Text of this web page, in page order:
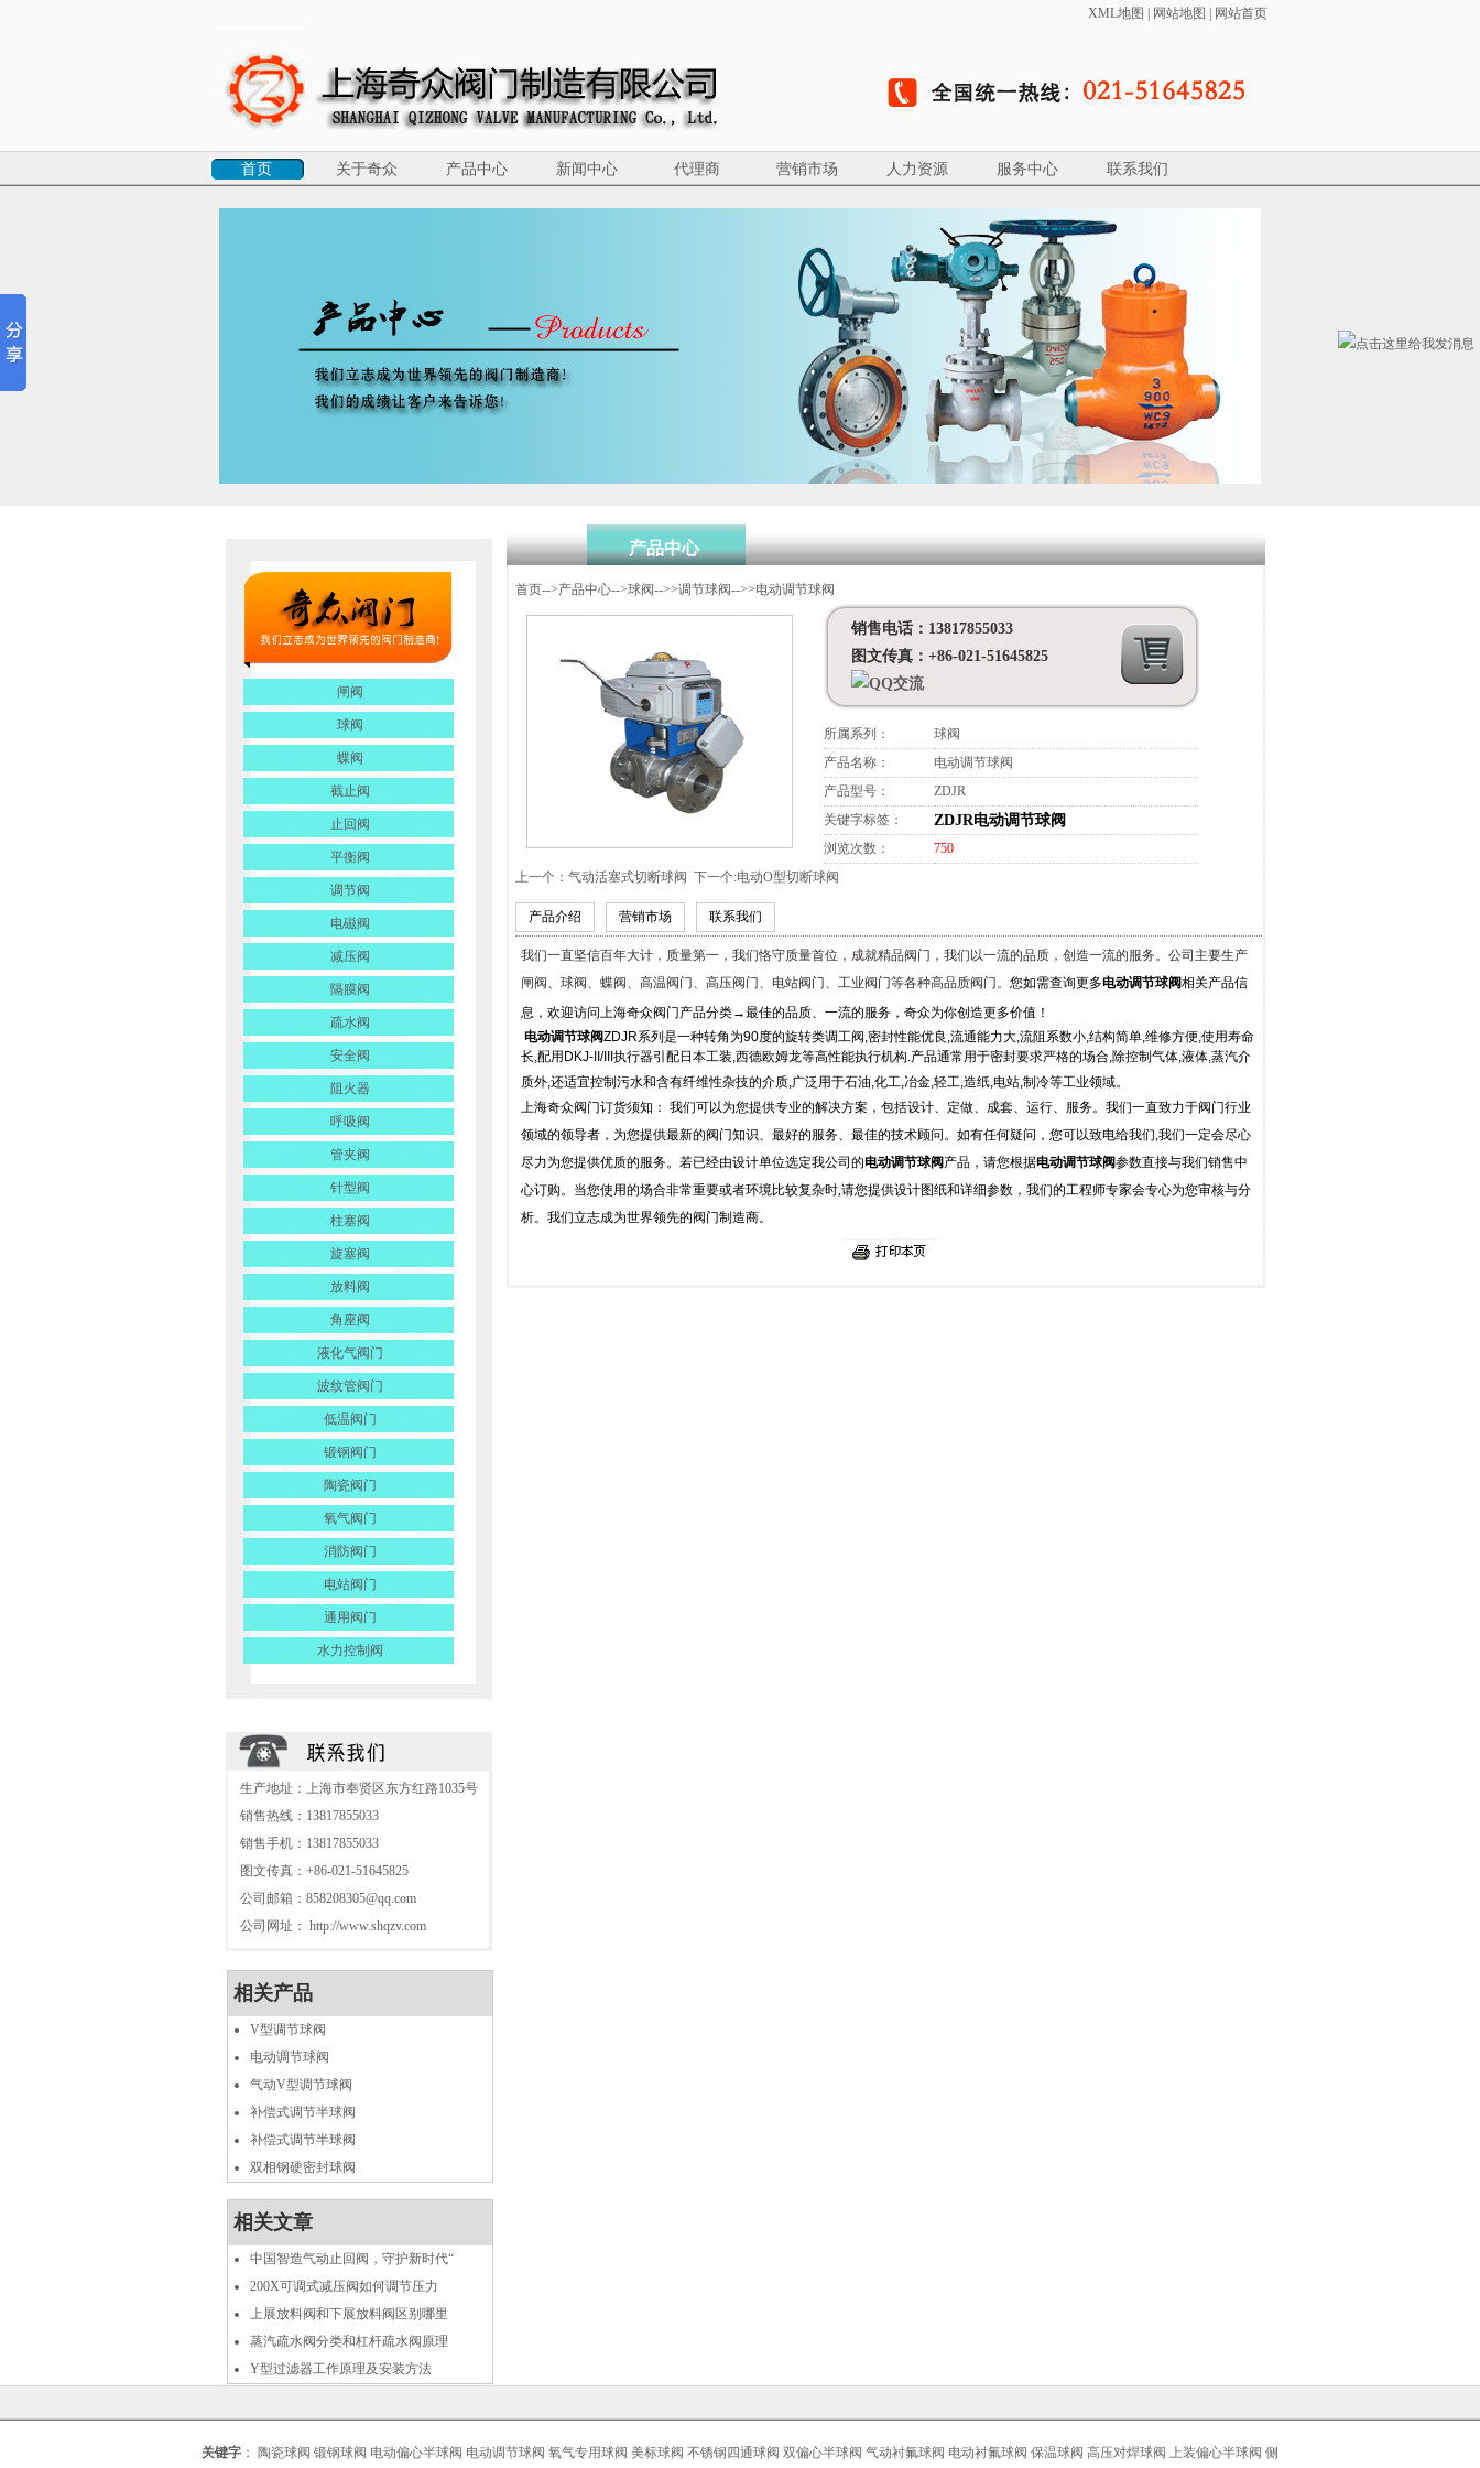
XML地图 网站地图 网站首页
首页 关于奇众 产品中心 新闻中心 代理商 营销市场 人力资源 服务中心 联系我们
闸阀
球阀
蝶阀
截止阀
止回阀
平衡阀
调节阀
电磁阀
减压阀
隔膜阀
疏水阀
安全阀
阻火器
呼吸阀
管夹阀
针型阀
柱塞阀
旋塞阀
放料阀
角座阀
液化气阀门
波纹管阀门
低温阀门
锻钢阀门
陶瓷阀门
氧气阀门
消防阀门
电站阀门
通用阀门
水力控制阀
生产地址：上海市奉贤区东方红路1035号
销售热线：13817855033
销售手机：13817855033
图文传真：+86-021-51645825
公司邮箱： 858208305@qq.com
公司网址： http://www.shqzv.com
相关产品
V型调节球阀
电动调节球阀
气动V型调节球阀
补偿式调节半球阀
补偿式调节半球阀
双相钢硬密封球阀
相关文章
中国智造气动止回阀，守护新时代“
200X可调式减压阀如何调节压力
上展放料阀和下展放料阀区别哪里
蒸汽疏水阀分类和杠杆疏水阀原理
Y型过滤器工作原理及安装方法
产品中心
首页-->产品中心-->球阀-->>调节球阀-->>电动调节球阀
销售电话：13817855033
图文传真：+86-021-51645825
所属系列：
产品名称：
产品型号：
关键字标签：
浏览次数：
球阀
电动调节球阀
ZDJR
ZDJR电动调节球阀
750
上一个： 气动活塞式切断球阀 下一个:电动O型切断球阀
产品介绍 营销市场 联系我们
我们一直坚信百年大计，质量第一，我们恪守质量首位，成就精品阀门，我们以一流的品质，创造一流的服务。 公司主要生产
闸阀、球阀、蝶阀、高温阀门、高压阀门、电站阀门、工业阀门等各种高品质阀门。 您如需查询更多电动调节球阀相关产品信
息，欢迎访问上海奇众阀门产品分类→最佳的品质、一流的服务 ，奇众为你创造更多价值！
电动调节球阀ZDJR系列 是一种转角为90度的旋转类调工阀,密封性能优良,流通能力大,流阻系数小,结构简单,维修方便,使用寿命
长,配用DKJ-II/III执行器引配日本工装,西德欧姆龙等高性能执行机构.产品通常用于密封要求严格的场合,除控制气体,液体,蒸汽介
质外,还适宜控制污水和含有纤维性杂技的介质,广泛用于石油,化工,冶金,轻工,造纸,电站,制冷等工业领域。
上海奇众阀门订货须知： 我们可以为您提供专业的解决方案，包括设计、定做、成套、运行、服务。我们一直致力于阀门行业
领域的领导者，为您提供最新的阀门知识、最好的服务、最佳的技术顾问。 如有任何疑问，您可以致电给我们,我们一定会尽心
尽力为您提供优质的服务。 若已经由设计单位选定我公司的电动调节球阀 产品 ，请您根据电动调节球阀参数直接与我们销售中
心订购。当您使用的场合非常重要或者环境比较复杂时,请您提供设计图纸和详细参数，我们的工程师专家会专心为您审核与分
析。我们立志成为世界领先的阀门制造商。
关键字 ： 陶瓷球阀 锻钢球阀 电动偏心半球阀 电动调节球阀 氧气专用球阀 美标球阀 不锈钢四通球阀 双偏心半球阀 气动衬氟球阀 电动衬氟球阀 保温球阀 高压对焊球阀 上装偏心半球阀 侧